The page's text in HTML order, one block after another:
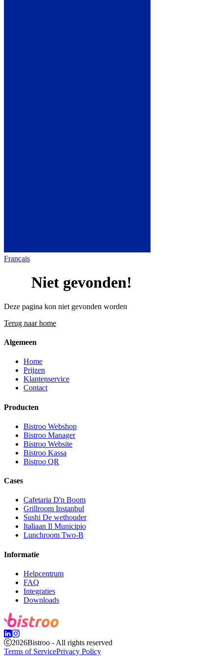
Français
Niet gevonden!
Deze pagina kon niet gevonden worden
Terug naar home
Algemeen
Home
Prijzen
Klantenservice
Contact
Producten
Bistroo Webshop
Bistroo Manager
Bistroo Website
Bistroo Kassa
Bistroo QR
Cases
Cafetaria D'n Boom
Grillroom Instanbul
Sushi De wethouder
Italiaan Il Municipio
Lunchroom Two-B
Informatie
Helpcentrum
FAQ
Integraties
Downloads
2026Bistroo - All rights reserved
Terms of ServicePrivacy Policy